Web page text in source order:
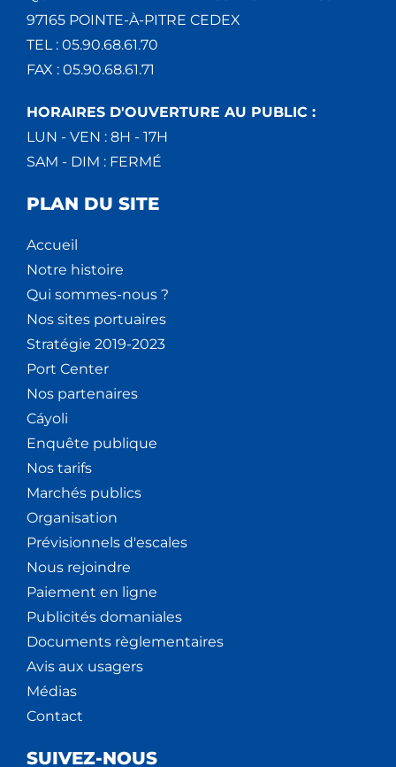
97165 POINTE-À-PITRE CEDEX
TEL : 05.90.68.61.70
FAX : 05.90.68.61.71
HORAIRES D'OUVERTURE AU PUBLIC :
LUN - VEN : 8H - 17H
SAM - DIM : FERMÉ
PLAN DU SITE
Accueil
Notre histoire
Qui sommes-nous ?
Nos sites portuaires
Stratégie 2019-2023
Port Center
Nos partenaires
Cáyoli
Enquête publique
Nos tarifs
Marchés publics
Organisation
Prévisionnels d'escales
Nous rejoindre
Paiement en ligne
Publicités domaniales
Documents règlementaires
Avis aux usagers
Médias
Contact
SUIVEZ-NOUS